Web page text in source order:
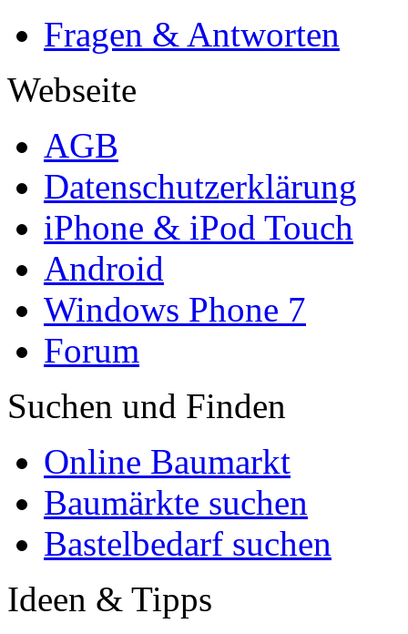
Fragen & Antworten
Webseite
AGB
Datenschutzerklärung
iPhone & iPod Touch
Android
Windows Phone 7
Forum
Suchen und Finden
Online Baumarkt
Baumärkte suchen
Bastelbedarf suchen
Ideen & Tipps